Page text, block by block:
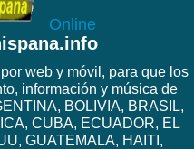
Online
web y móvil, para que los
información y música de
BOLIVIA, BRASIL,
CUBA, ECUADOR, EL
GUATEMALA, HAITI,